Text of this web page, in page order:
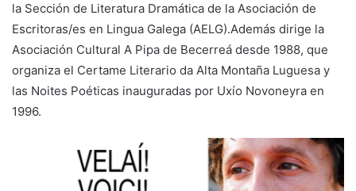
la Sección de Literatura Dramática de la Asociación de
Escritoras/es en Lingua Galega (AELG).Además dirige la
Asociación Cultural A Pipa de Becerreá desde 1988, que
organiza el Certame Literario da Alta Montaña Luguesa y
las Noites Poéticas inauguradas por Uxío Novoneyra en
1996.